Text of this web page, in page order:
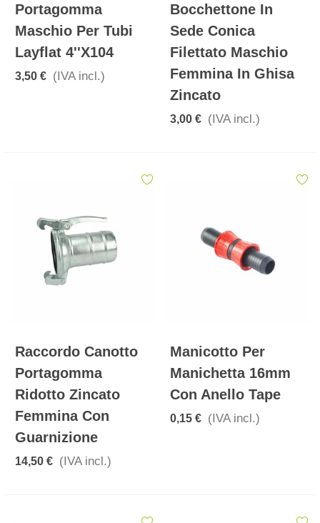
Portagomma
Maschio Per Tubi
Layflat 4''x104
3,50 € (IVA incl.)
Bocchettone In
Sede Conica
Filettato Maschio
Femmina In Ghisa
Zincato
3,00 € (IVA incl.)
Raccordo Canotto
Portagomma
Ridotto Zincato
Femmina Con
Guarnizione
14,50 € (IVA incl.)
Manicotto Per
Manichetta 16mm
Con Anello Tape
0,15 € (IVA incl.)